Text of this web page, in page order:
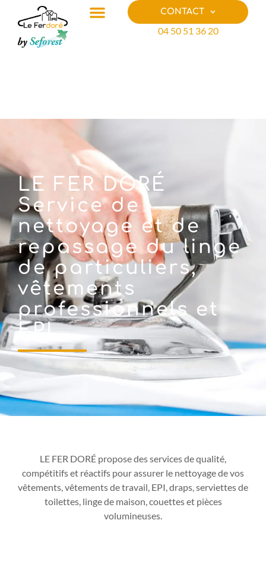
CONTACT
04 50 51 36 20
LE FER DORÉ
Service de
nettoyage et de
repassage du linge
de particuliers,
vêtements
professionnels et
EPI
LE FER DORÉ propose des services de qualité,
compétitifs et réactifs pour assurer le nettoyage de vos
vêtements, vêtements de travail, EPI, draps, serviettes de
toilettes, linge de maison, couettes et pièces
volumineuses.